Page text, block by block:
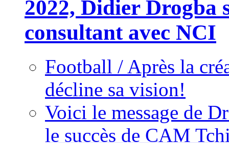
2022, Didier Drogba
consultant avec NCI
Football / Après la
décline sa vision!
Voici le message de
le succès de CAM